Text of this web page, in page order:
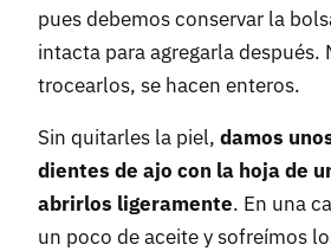
pues debemos conservar la
intacta para agregarla después.
trocearlos, se hacen enteros.
Sin quitarles la piel, damos
dientes de ajo con la hoja de
abrirlos ligeramente. En una
un poco de aceite y sofreímos